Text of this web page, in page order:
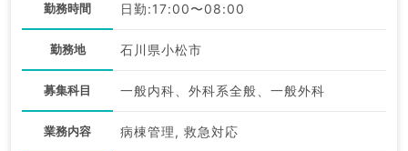
勤務時間 日勤:17:00〜08:00
勤務地 石川県小松市
募集科目 一般内科、外科系全般、一般外科
業務内容 病棟管理, 救急対応